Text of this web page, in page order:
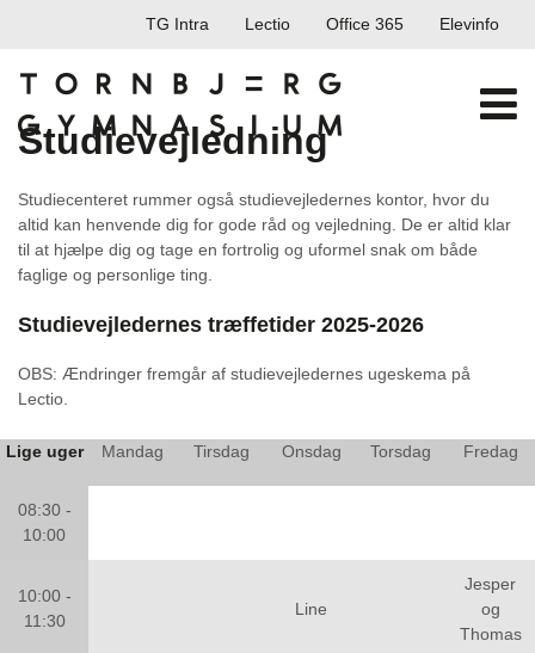
TG Intra Lectio Office 365 Elevinfo
Studievejledning
Studiecenteret rummer også studievejledernes kontor, hvor du
altid kan henvende dig for gode råd og vejledning. De er altid klar
til at hjælpe dig og tage en fortrolig og uformel snak om både
faglige og personlige ting.
Studievejledernes træffetider 2025-2026
OBS: Ændringer fremgår af studievejledernes ugeskema på
Lectio.
Lige uger Mandag Tirsdag Onsdag Torsdag Fredag
08:30 -
10:00
10:00 -
11:30
Line
Jesper
og
Thomas